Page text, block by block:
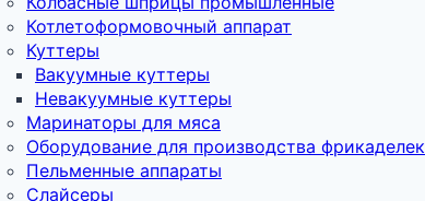
Котлетоформовочный аппарат
Куттеры
Вакуумные куттеры
Невакуумные куттеры
Маринаторы для мяса
Оборудование для производства фрикаделек
Пельменные аппараты
Слайсеры